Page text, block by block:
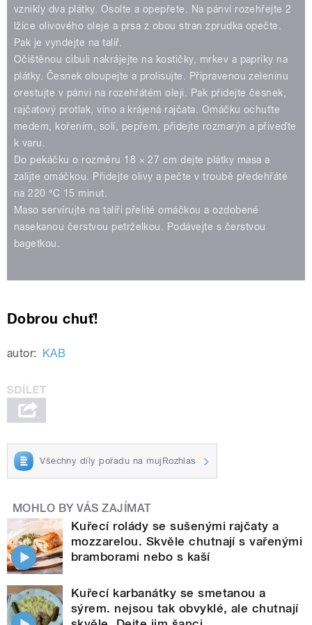
vznikly dva plátky. Osolte a opepřete. Na pánvi rozehřejte 2
lžíce olivového oleje a prsa z obou stran zprudka opečte.
Pak je vyndejte na talíř.
Očištěnou cibuli nakrájejte na kostičky, mrkev a papriky na
plátky. Česnek oloupejte a prolisujte. Připravenou zeleninu
orestujte v pánvi na rozehřátém oleji. Pak přidejte česnek,
rajčatový protlak, víno a krájená rajčata. Omáčku ochuťte
medem, kořením, solí, pepřem, přidejte rozmarýn a přiveďte
k varu.
Do pekáčku o rozměru 18 × 27 cm dejte plátky masa a
zalijte omáčkou. Přidejte olivy a pečte v troubě předehřáté
na 220 °C 15 minut.
Maso servírujte na talíři přelité omáčkou a ozdobené
nasekanou čerstvou petrželkou. Podávejte s čerstvou
bagetkou.
Dobrou chuť!
autor: KAB
Všechny díly pořadu na mujRozhlas
MOHLO BY VÁS ZAJÍMAT
Kuřecí rolády se sušenými rajčaty a
mozzarelou. Skvěle chutnají s vařenými
bramborami nebo s kaší
Kuřecí karbanátky se smetanou a
sýrem. nejsou tak obvyklé, ale chutnají